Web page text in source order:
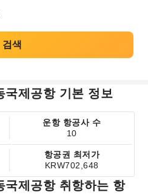
검색
국제공항 기본 정보
운항 항공사 수
10
항공권 최저가
KRW702,648
국제공항 취항하는 항